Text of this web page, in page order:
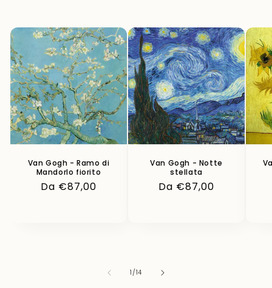
Van Gogh - Ramo di
Mandorlo fiorito
Prezzo
Da €87,00
Van Gogh - Notte
stellata
Prezzo
Da €87,00
1/su
14